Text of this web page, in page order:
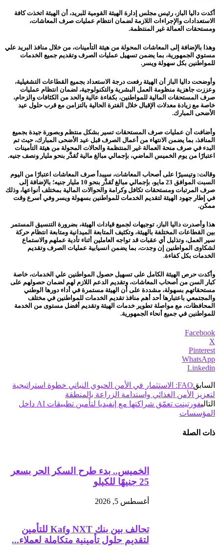
أكدت داليا الباز، رئيس مجلس إدارة الهيئة القومية للبريد، أن الهيئة اتخذت كافة
الاستعدادات والإجراءات اللازمة لضمان انتظام عمليات صرف المعاشات،
ومستحقات العمالة غير المنتظمة.
وهذا بالإضافة إلى المعاشات المحولة من هيئة التأمينات، من خلال منافذ البريد علي
مستوي الجمهورية، بما يضمن تسهيل عمليات الصرف وتقديم جميع الخدمات
للمواطنين بكل سهولة ويسر.
وأوضحت داليا الباز أن الهيئة رفعت درجة الاستعداد بجميع القطاعات التشغيلية،
وعززت جاهزية منظومة العمل البشرية والتكنولوجية، لضمان انتظام عمليات
صرف المستحقات المالية للمواطنين، بكفاءة عالية والحد من الكثافات والزحام،
خاصة مع زيادة معدلات الإقبال خلال الفترة الحالية بالتزامن مع قرب حلول عيد
الأضحى المبارك.
وأضافت أن عمليات صرف المستحقات تسير بشكل منتظم وبصورة جيدة بجميع
المنافذ، بما يضمن الانتهاء من أعمال الصرف قبل عيد الأضحى المبارك، حيث تم
البدء في صرف منحة العمالة غير المنتظمة والحالات المحولة من هيئة التأمينات
اعتبارًا من يوم الخميس الماضي، بإجمالي مبالغ مالية تُقدَّر بنحو مليار ونصف جنيه.
وقالت: وتيسيرًا على أصحاب المعاشات، سيبدأ صرف المعاشات اعتبارًا من اليوم
السبت الموافق 23 مايو، بإجمالي مبالغ تُقدَّر بنحو 10 مليار جنيه؛ بالإضافة إلى
صرف المرتبات ومستحقات تكافل وكرامة والحوالات المالية بمختلف أنواعها، وذلك
في إطار جهود الهيئة لتقديم الخدمات للمواطنين بسهولة ويسر وفي أسرع وقت
ممكن.
هذا وأصدرت داليا الباز، توجيهات لجميع قيادات الهيئة، بضرورة التنسيق المستمر
بين القطاعات المختلفة بالهيئة، وتكثيف المتابعة الميدانية ومتابعة انتظام حركة
سير العمل، وتذليل أي عقبات قد تواجه العاملين أثناء تأدية عملهم والاستماع
لشكاوى المواطنين إن وجدت، بما يضمن انسيابية عمليات الصرف وتقديم
الخدمات بكل كفاءة.
وأكدت حرص الهيئة الكامل على تسهيل حصول المواطنين علي الخدمات، خاصة
كبار السن من أصحاب المعاشات، وتقديم الدعم اللازم لهم لضمان حصولهم على
مستحقاتهم بسهولة، مشددة على أن الهيئة مستمرة في أداء دورها الوطني
والمجتمعي باعتبارها أحد أهم منافذ تقديم الخدمات للمواطنين في مختلف
المحافظات، مع مواصلة تطوير خدمات الهيئة وتقديم أفضل مستوى من الخدمة
للمواطنين في جميع أنحاء الجمهورية.
Facebook
X
Pinterest
WhatsApp
Linkedin
السابق
FAO: الاستثمار في الأمن الحيوي النباتي خطوة استراتيجية
لتعزيز الأمن الغذائي واستدامة الزراعة بالمنطقة
التالي
فورتينت تعمّق شراكتها مع إنفيديا لتأمين تطبيقات AI داخل
المؤسسات
ذات الصلة
الخميس.. بدء طرح السكر الحر بسعر
25 جنيهًا للكيلو
أغسطس 5, 2026
تحالف بين بنك NXT وKaf للتأمين
لتقديم حلول تأمينية متكاملة لعملاء...